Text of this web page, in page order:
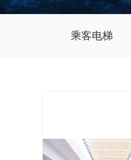
乘客电梯